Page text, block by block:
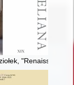
in Poland
"Renaissance